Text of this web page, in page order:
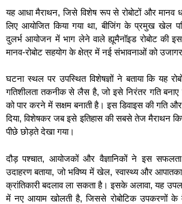
यह आधा मैराथन, जिसे विशेष रूप से रोबोटों और मानव
लिए आयोजित किया गया था, बीजिंग के प्रमुख खेल
दुलर्भ आयोजन में भाग लेने वाले ह्यूमैनॉइड रोबोट की
मानव-रोबोट सहयोग के क्षेत्र में नई संभावनाओं को
घटना स्थल पर उपस्थित विशेषज्ञों ने बताया कि यह
गतिशीलता तकनीक से लैस है, जो इसे निरंतर गति
को पार करने में सक्षम बनाती है। इस डिवाइस की गति
दिया, विशेषकर जब इसे इतिहास की सबसे तेज मैराथन
पीछे छोड़ते देखा गया।
दौड़ पश्चात, आयोजकों और वैज्ञानिकों ने इस
उदाहरण बताया, जो भविष्य में खेल, स्वास्थ्य और
क्रांतिकारी बदलाव ला सकता है। इसके अलावा, यह
में नए आयाम खोलती है, जिससे रोबोटिक उपकरणों के